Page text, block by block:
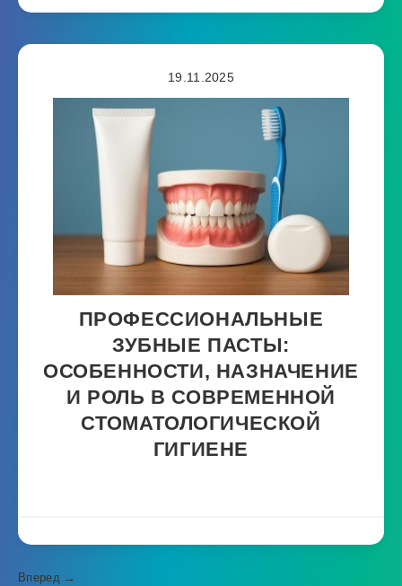
19.11.2025
ПРОФЕССИОНАЛЬНЫЕ
ЗУБНЫЕ ПАСТЫ:
ОСОБЕННОСТИ, НАЗНАЧЕНИЕ
И РОЛЬ В СОВРЕМЕННОЙ
СТОМАТОЛОГИЧЕСКОЙ
ГИГИЕНЕ
Вперед →